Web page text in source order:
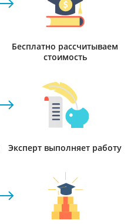
Бесплатно рассчитываем
стоимость
Эксперт выполняет работу